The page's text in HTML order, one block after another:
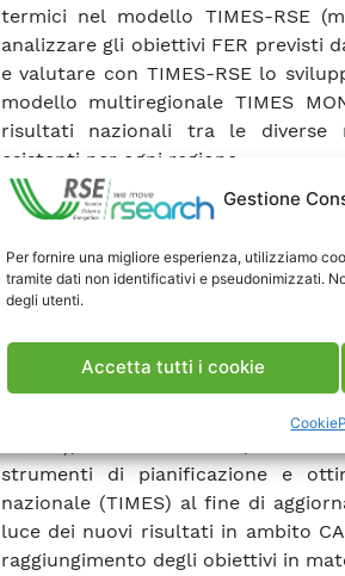
Gestione
Per fornire una migliore esperienza, utilizziamo
tramite dati non identificativi e pseudonimizzati.
degli utenti.
Accetta tutti i cookie
Cookie
termici nel modello TIMES-RSE
analizzare gli obiettivi FER previsti
e valutare con TIMES-RSE lo
modello multiregionale TIMES
risultati nazionali tra le diverse
esistenti per ogni regione.
Lo studio è partito dalla
riscaldamento e raffrescamento
settoriale, tecnologico e di impiego.
del calore efficiente, TLR e CAR,
scenari. Il potenziale tecnico ha
applicazione del calore efficiente
I dati territoriali e settoriali della
strumenti di pianificazione e
nazionale (TIMES) al fine di
luce dei nuovi risultati in ambito
raggiungimento degli obiettivi in